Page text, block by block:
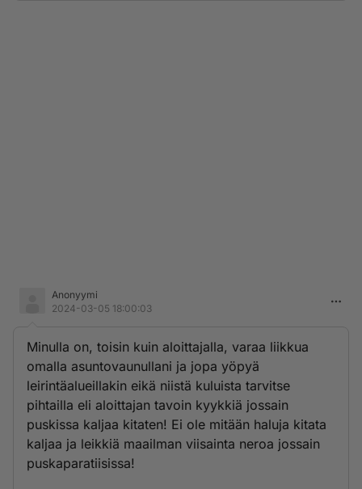
Anonyymi
2024-03-05 18:00:03
Minulla on, toisin kuin aloittajalla, varaa liikkua
omalla asuntovaunullani ja jopa yöpyä
leirintäalueillakin eikä niistä kuluista tarvitse
pihtailla eli aloittajan tavoin kyykkiä jossain
puskissa kaljaa kitaten! Ei ole mitään haluja kitata
kaljaa ja leikkiä maailman viisainta neroa jossain
puskaparatiisissa!